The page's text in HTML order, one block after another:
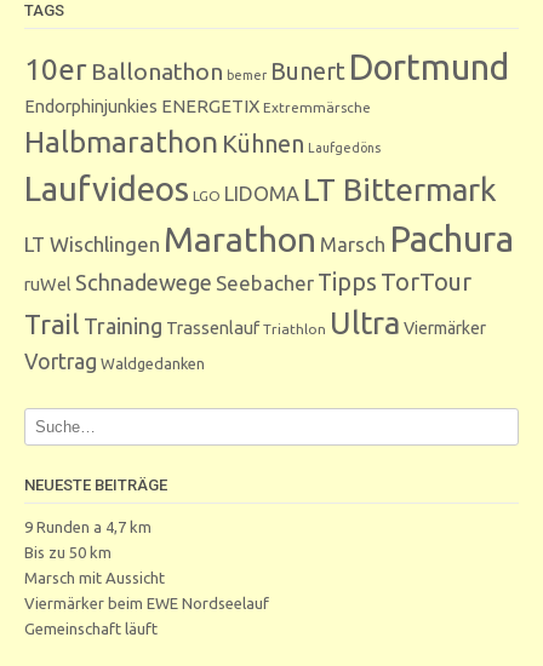
TAGS
10er Ballonathon bemer Bunert Dortmund
Endorphinjunkies ENERGETIX Extremmärsche
Halbmarathon Kühnen Laufgedöns
Laufvideos LGO LIDOMA LT Bittermark
LT Wischlingen Marathon Marsch Pachura
ruWel Schnadewege Seebacher Tipps TorTour
Trail Training Trassenlauf Triathlon Ultra Viermärker
Vortrag Waldgedanken
NEUESTE BEITRÄGE
9 Runden a 4,7 km
Bis zu 50 km
Marsch mit Aussicht
Viermärker beim EWE Nordseelauf
Gemeinschaft läuft